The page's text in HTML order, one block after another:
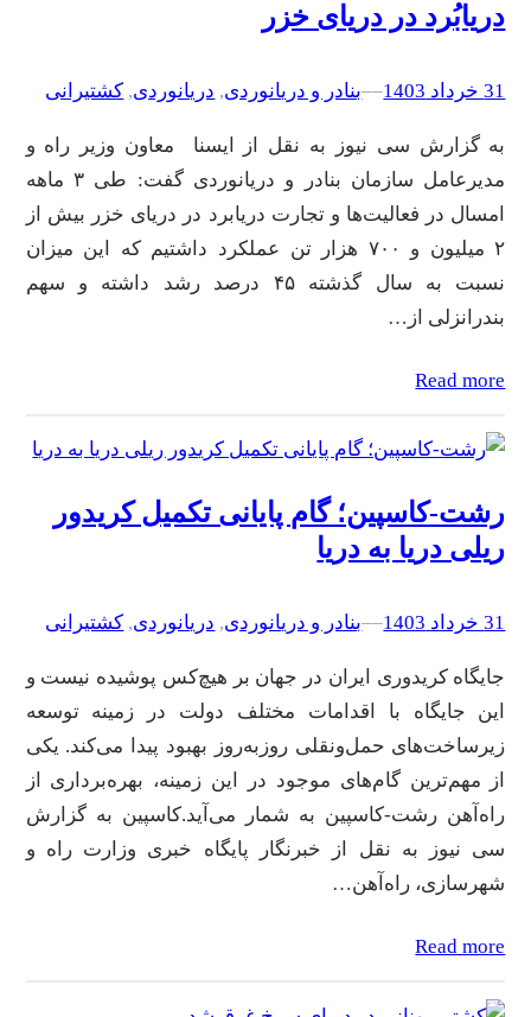
دریابُرد در دریای خزر
31 خرداد 1403 –
–بنادر و دریانوردی, دریانوردی, کشتیرانی
به گزارش سی نیوز به نقل از ایسنا معاون وزیر راه و
مدیرعامل سازمان بنادر و دریانوردی گفت: طی ۳ ماهه
امسال در فعالیت‌ها و تجارت دریابرد در دریای خزر بیش از
۲ میلیون و ۷۰۰ هزار تن عملکرد داشتیم که این میزان
نسبت به سال گذشته ۴۵ درصد رشد داشته و سهم
بندرانزلی از…
Read more
رشت-کاسپین؛ گام پایانی تکمیل کریدور
ریلی دریا به دریا
31 خرداد 1403 –
–بنادر و دریانوردی, دریانوردی, کشتیرانی
جایگاه کریدوری ایران در جهان بر هیچ‌کس پوشیده نیست و
این جایگاه با اقدامات مختلف دولت در زمینه توسعه
زیرساخت‌های حمل‌ونقلی روزبه‌روز بهبود پیدا می‌کند. یکی
از مهم‌ترین گام‌های موجود در این زمینه، بهره‌برداری از
راه‌آهن رشت-کاسپین به شمار می‌آید.کاسپین به گزارش
سی نیوز به نقل از خبرنگار پایگاه خبری وزارت راه و
شهرسازی، راه‌آهن…
Read more